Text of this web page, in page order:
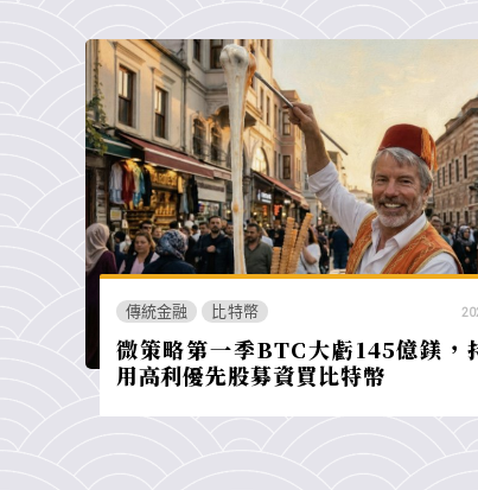
傳統金融 比特幣
微策略第一季BTC大虧145億鎂，
用高利優先股募資買比特幣